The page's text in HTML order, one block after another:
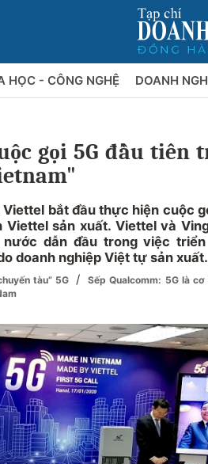
HỌC - CÔNG NGHỆ DOANH
gọi 5G đầu tiên
Viettel bắt đầu thực hiện cuộc
sản xuất. Viettel và
dẫn đầu trong việc
doanh nghiệp Việt tự sản xuất.
tàu” 5G /
Sếp Qualcomm: 5G là cơ